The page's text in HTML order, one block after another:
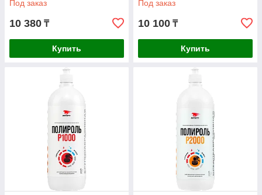
Под заказ
10 380 ₸
Купить
Под заказ
10 100 ₸
Купить